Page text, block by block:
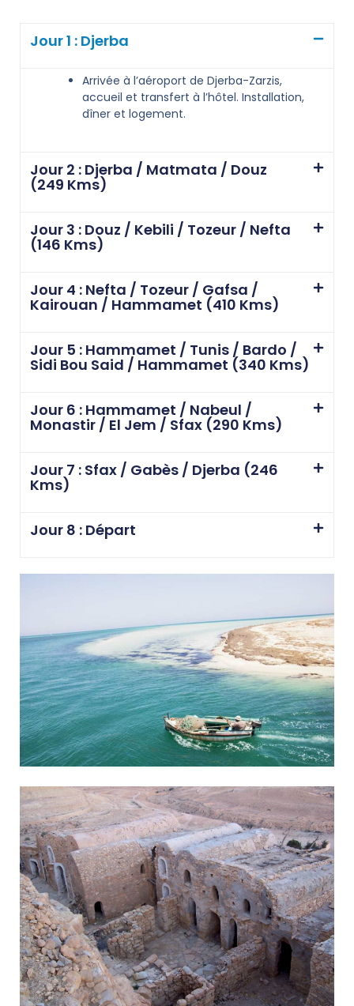
Jour 1 : Djerba
Arrivée à l’aéroport de Djerba-Zarzis,
accueil et transfert à l’hôtel. Installation,
dîner et logement.
Jour 2 : Djerba / Matmata / Douz
(249 Kms)
Jour 3 : Douz / Kebili / Tozeur / Nefta
(146 Kms)
Jour 4 : Nefta / Tozeur / Gafsa /
Kairouan / Hammamet (410 Kms)
Jour 5 : Hammamet / Tunis / Bardo /
Sidi Bou Said / Hammamet (340 Kms)
Jour 6 : Hammamet / Nabeul /
Monastir / El Jem / Sfax (290 Kms)
Jour 7 : Sfax / Gabès / Djerba (246
Kms)
Jour 8 : Départ